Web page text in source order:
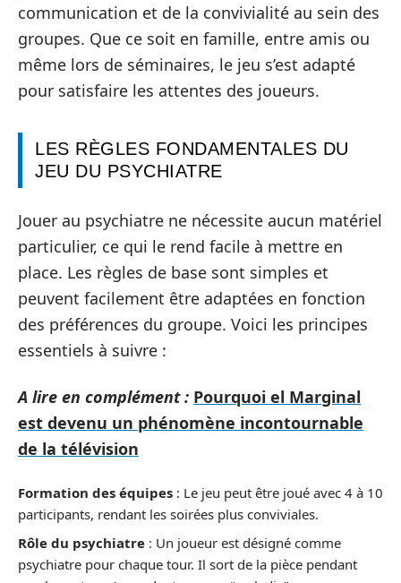
communication et de la convivialité au sein des
groupes. Que ce soit en famille, entre amis ou
même lors de séminaires, le jeu s’est adapté
pour satisfaire les attentes des joueurs.
LES RÈGLES FONDAMENTALES DU
JEU DU PSYCHIATRE
Jouer au psychiatre ne nécessite aucun matériel
particulier, ce qui le rend facile à mettre en
place. Les règles de base sont simples et
peuvent facilement être adaptées en fonction
des préférences du groupe. Voici les principes
essentiels à suivre :
A lire en complément : Pourquoi el Marginal
est devenu un phénomène incontournable
de la télévision
Formation des équipes : Le jeu peut être joué avec 4 à 10
participants, rendant les soirées plus conviviales.
Rôle du psychiatre : Un joueur est désigné comme
psychiatre pour chaque tour. Il sort de la pièce pendant